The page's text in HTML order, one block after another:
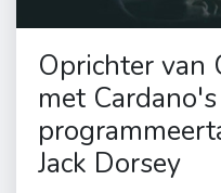
Oprichter van
met
Jack Dorsey